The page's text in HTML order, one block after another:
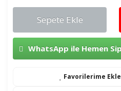
Sepete Ekle
WhatsApp ile Hemen
Favorilerime Ekle